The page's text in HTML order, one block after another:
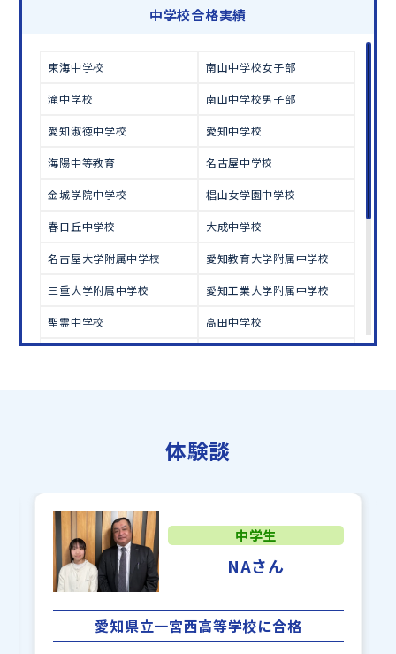
学習相談のお申し込みはこちら
中学校合格実績
東海中学校 南山中学校女子部
滝中学校 南山中学校男子部
愛知淑徳中学校 愛知中学校
海陽中等教育 名古屋中学校
金城学院中学校 椙山女学園中学校
春日丘中学校 大成中学校
名古屋大学附属中学校 愛知教育大学附属中学校
三重大学附属中学校 愛知工業大学附属中学校
聖霊中学校 高田中学校
鶯谷中学校
体験談
中学生
NAさん
愛知県立一宮西高等学校に合格